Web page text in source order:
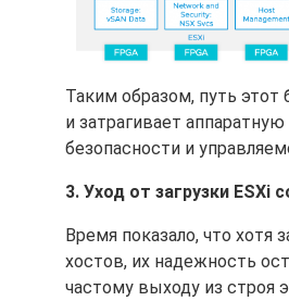
Таким образом, путь этот
и затрагивает
безопасности и
3. Уход от загрузки ESXi
Время показало, что хотя
хостов, их надежность
частому выходу из строя